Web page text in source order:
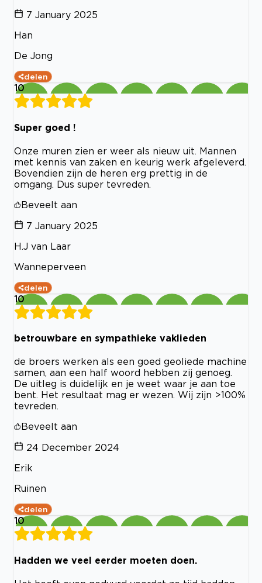
7 January 2025
Han
De Jong
delen
10
Super goed !
Onze muren zien er weer als nieuw uit. Mannen
met kennis van zaken en keurig werk afgeleverd.
Bovendien zijn de heren erg prettig in de
omgang. Dus super tevreden.
Beveelt aan
7 January 2025
H.J van Laar
Wanneperveen
delen
10
betrouwbare en sympathieke vaklieden
de broers werken als een goed geoliede machine
samen, aan een half woord hebben zij genoeg.
De uitleg is duidelijk en je weet waar je aan toe
bent. Het resultaat mag er wezen. Wij zijn >100%
tevreden.
Beveelt aan
24 December 2024
Erik
Ruinen
delen
10
Hadden we veel eerder moeten doen.